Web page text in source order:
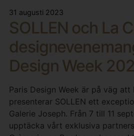
31 augusti 2023
SOLLEN och La
Design Week
Paris Design Week är på väg
presenterar SOLLEN ett
Galerie Joseph. Från 7 till 11
upptäcka vårt exklusiva